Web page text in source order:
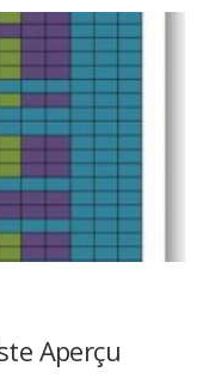
Aperçu